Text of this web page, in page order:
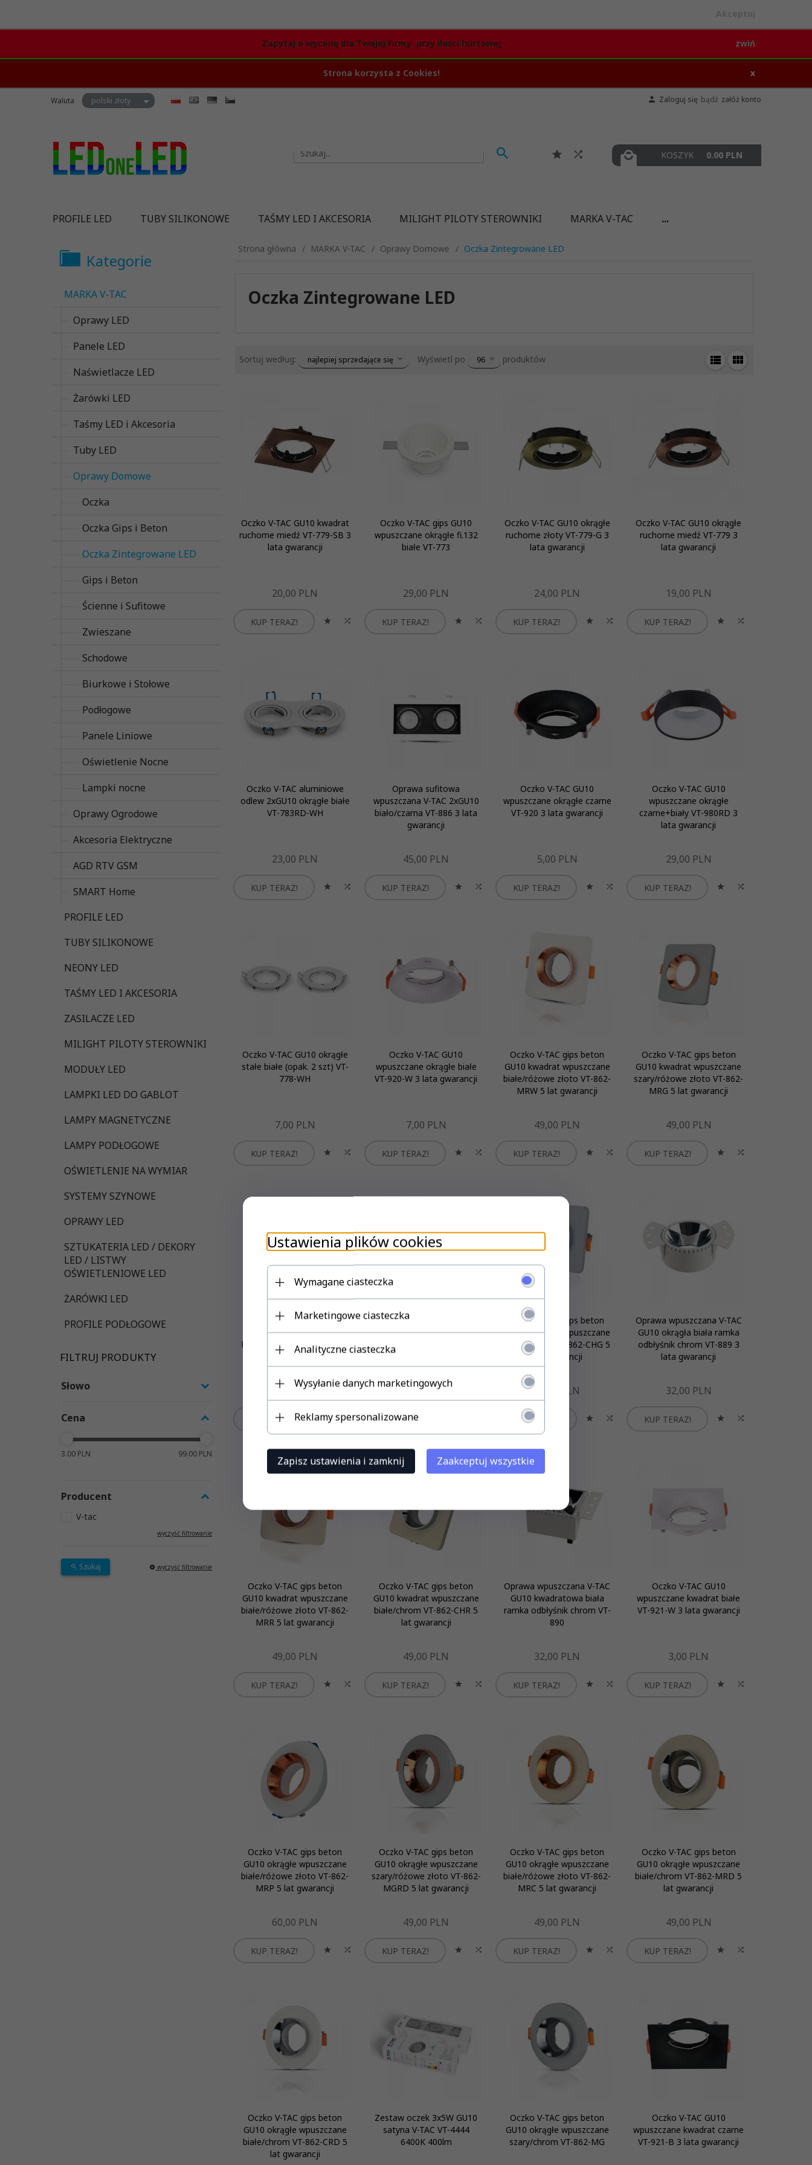
Zapytaj o wycenę dla Twojej Firmy przy ilości hurtowej zwiń
Strona korzysta z Cookies! x
Waluta currency_h
polski złoty Zaloguj się bądź załóż konto
KOSZYK 0.00PLN
PROFILE LED TUBY SILIKONOWE TAŚMY LED I AKCESORIA MILIGHT PILOTY STEROWNIKI MARKA V-TAC ...
Kategorie
MARKA V-TAC
Oprawy LED
Panele LED
Naświetlacze LED
Żarówki LED
Taśmy LED i Akcesoria
Tuby LED
Oprawy Domowe
Oczka
Oczka Gips i Beton
Oczka Zintegrowane LED
Gips i Beton
Ścienne i Sufitowe
Zwieszane
Schodowe
Biurkowe i Stołowe
Podłogowe
Panele Liniowe
Oświetlenie Nocne
Lampki nocne
Oprawy Ogrodowe
Akcesoria Elektryczne
AGD RTV GSM
SMART Home
PROFILE LED
TUBY SILIKONOWE
NEONY LED
TAŚMY LED I AKCESORIA
ZASILACZE LED
MILIGHT PILOTY STEROWNIKI
MODUŁY LED
LAMPKI LED DO GABLOT
LAMPY MAGNETYCZNE
LAMPY PODŁOGOWE
OŚWIETLENIE NA WYMIAR
SYSTEMY SZYNOWE
OPRAWY LED
SZTUKATERIA LED / DEKORY
LED / LISTWY
OŚWIETLENIOWE LED
ŻARÓWKI LED
PROFILE PODŁOGOWE
FILTRUJ PRODUKTY
Słowo
Cena
3.00 PLN 99.00 PLN
Producent
V-tac
wyczyść filtrowanie
Szukaj wyczyść filtrowanie
Strona główna MARKA V-TAC Oprawy Domowe Oczka Zintegrowane LED
Oczka Zintegrowane LED
Sortuj według: sortnajlepiej sprzedające się Wyświetl po pop96 produktów
Oczko V-TAC GU10 kwadrat
ruchome miedź VT-779-SB 3
lata gwarancji
20,00 PLN
KUP TERAZ!
Oczko V-TAC gips GU10
wpuszczane okrągłe fi.132
białe VT-773
29,00 PLN
KUP TERAZ!
Oczko V-TAC GU10 okrągłe
ruchome złoty VT-779-G 3
lata gwarancji
24,00 PLN
KUP TERAZ!
Oczko V-TAC GU10 okrągłe
ruchome miedź VT-779 3
lata gwarancji
19,00 PLN
KUP TERAZ!
Oczko V-TAC aluminiowe
odlew 2xGU10 okrągłe białe
VT-783RD-WH
23,00 PLN
KUP TERAZ!
Oprawa sufitowa
wpuszczana V-TAC 2xGU10
biało/czarna VT-886 3 lata
gwarancji
45,00 PLN
KUP TERAZ!
Oczko V-TAC GU10
wpuszczane okrągłe czarne
VT-920 3 lata gwarancji
5,00 PLN
KUP TERAZ!
Oczko V-TAC GU10
wpuszczane okrągłe
czarne+biały VT-980RD 3
lata gwarancji
29,00 PLN
KUP TERAZ!
Oczko V-TAC GU10 okrągłe
stałe białe (opak. 2 szt) VT-
778-WH
7,00 PLN
KUP TERAZ!
Oczko V-TAC GU10
wpuszczane okrągłe białe
VT-920-W 3 lata gwarancji
7,00 PLN
KUP TERAZ!
Oczko V-TAC gips beton
GU10 kwadrat wpuszczane
białe/różowe złoto VT-862-
MRW 5 lat gwarancji
49,00 PLN
KUP TERAZ!
Oczko V-TAC gips beton
GU10 kwadrat wpuszczane
szary/różowe złoto VT-862-
MRG 5 lat gwarancji
49,00 PLN
KUP TERAZ!
Oczko V-TAC gips beton
GU10 kwadrat wpuszczane
białe/chrom VT-862-CHW 5
lat gwarancji
49, 00 PLN
KUP TERAZ!
Oprawa sufitowa
wpuszczana V-TAC 3xGU10
biało/czarna VT-887 3 lata
71,00 PLN
KUP TERAZ!
Oczko V-TAC gips beton
GU10 kwadrat wpuszczane
szary/chrom VT-862-CHG 5
lat gwarancji
PLN
KUP TERAZ!
Oprawa wpuszczana V-TAC
GU10 okrągła biała ramka
odbłyśnik chrom VT-889 3
lata gwarancji
32,00 PLN
KUP TERAZ!
Oczko V-TAC gips beton
GU10 kwadrat wpuszczane
białe/różowe złoto VT-862-
MRR 5 lat gwarancji
49,00 PLN
KUP TERAZ!
Oczko V-TAC gips beton
GU10 kwadrat wpuszczane
białe/chrom VT-862-CHR 5
lat gwarancji
49,00 PLN
KUP TERAZ!
Oprawa wpuszczana V-TAC
GU10 kwadratowa biała
ramka odbłyśnik chrom VT-
890
32,00 PLN
KUP TERAZ!
Oczko V-TAC GU10
wpuszczane kwadrat białe
VT-921-W 3 lata gwarancji
3,00 PLN
KUP TERAZ!
Oczko V-TAC gips beton
GU10 okrągłe wpuszczane
białe/różowe złoto VT-862-
MRP 5 lat gwarancji
60,00 PLN
KUP TERAZ!
Oczko V-TAC gips beton
GU10 okrągłe wpuszczane
szary/różowe złoto VT-862-
MGRD 5 lat gwarancji
49,00 PLN
KUP TERAZ!
Oczko V-TAC gips beton
GU10 okrągłe wpuszczane
białe/różowe złoto VT-862-
MRC 5 lat gwarancji
49,00 PLN
KUP TERAZ!
Oczko V-TAC gips beton
GU10 okrągłe wpuszczane
białe/chrom VT-862-MRD 5
lat gwarancji
49,00 PLN
KUP TERAZ!
Oczko V-TAC gips beton
GU10 okrągłe wpuszczane
białe/chrom VT-862-CRD 5
lat gwarancji
Zestaw oczek 3x5W GU10
satyna V-TAC VT-4444
6400K 400lm
Oczko V-TAC gips beton
GU10 okrągłe wpuszczane
szary/chrom VT-862-MG
Oczko V-TAC GU10
wpuszczane kwadrat czarne
VT-921-B 3 lata gwarancji
Ustawienia plików cookies
Wymagane ciasteczka
Marketingowe ciasteczka
Analityczne ciasteczka
Wysyłanie danych marketingowych
Reklamy spersonalizowane
Zapisz ustawienia i zamknij Zaakceptuj wszystkie